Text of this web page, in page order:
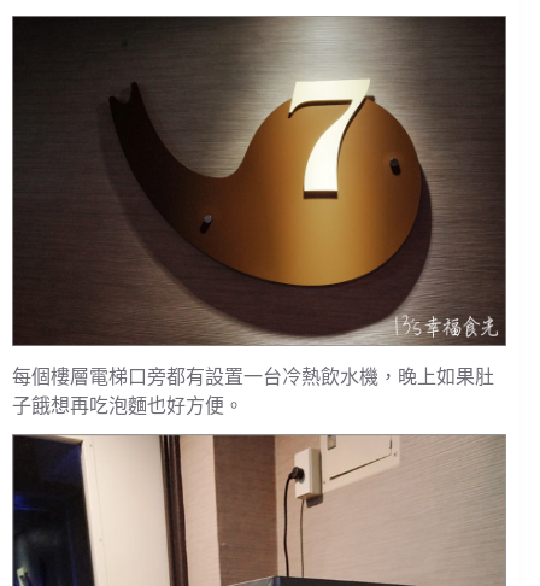
每個樓層電梯口旁都有設置一台冷熱飲水機，晚上如果肚
子餓想再吃泡麵也好方便。